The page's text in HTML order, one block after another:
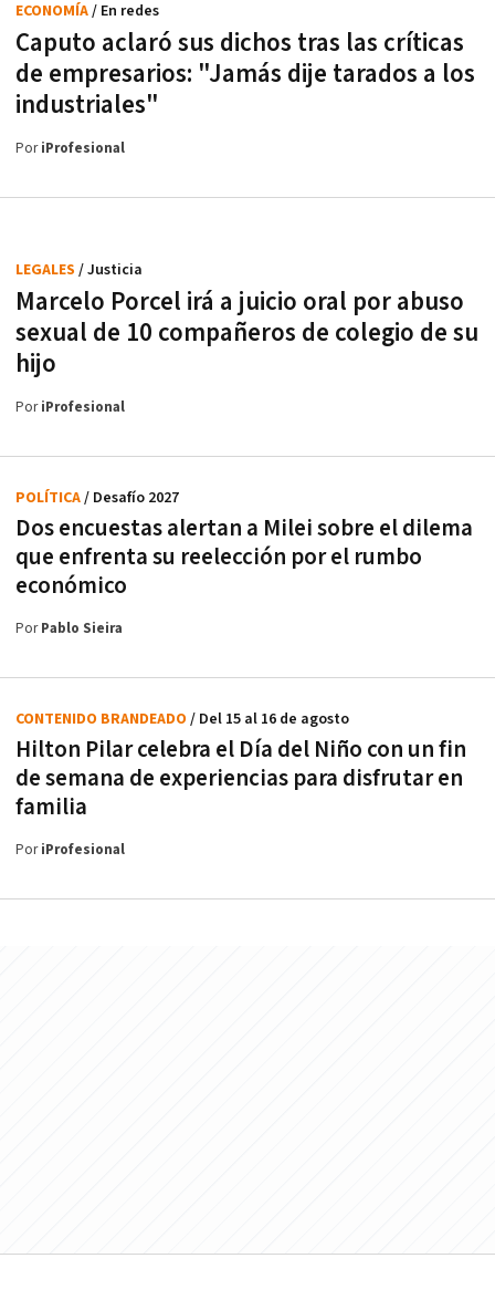
Caputo aclaró sus dichos tras las críticas
de empresarios: "Jamás dije tarados a los
industriales"
ECONOMÍA/ En redes
PoriProfesional
Marcelo Porcel irá a juicio oral por abuso
sexual de 10 compañeros de colegio de su
hijo
LEGALES / Justicia
PoriProfesional
Dos encuestas alertan a Milei sobre el dilema
que enfrenta su reelección por el rumbo
económico
POLÍTICA/ Desafío 2027
PorPablo Sieira
Hilton Pilar celebra el Día del Niño con un fin
de semana de experiencias para disfrutar en
familia
CONTENIDO BRANDEADO / Del 15 al 16 de agosto
PoriProfesional